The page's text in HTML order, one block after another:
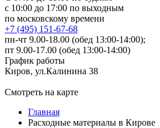
с 10:00 до 17:00 по выходным
по московскому времени
+7 (495) 151-67-68
пн-чт 9.00-18.00 (обед 13:00-14:00);
пт 9.00-17.00 (обед 13:00-14:00)
График работы
Киров, ул.Калинина 38
Смотреть на карте
Главная
Расходные материалы в Кирове